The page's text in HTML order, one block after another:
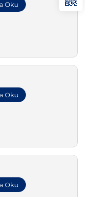
Oku
Oku
Oku